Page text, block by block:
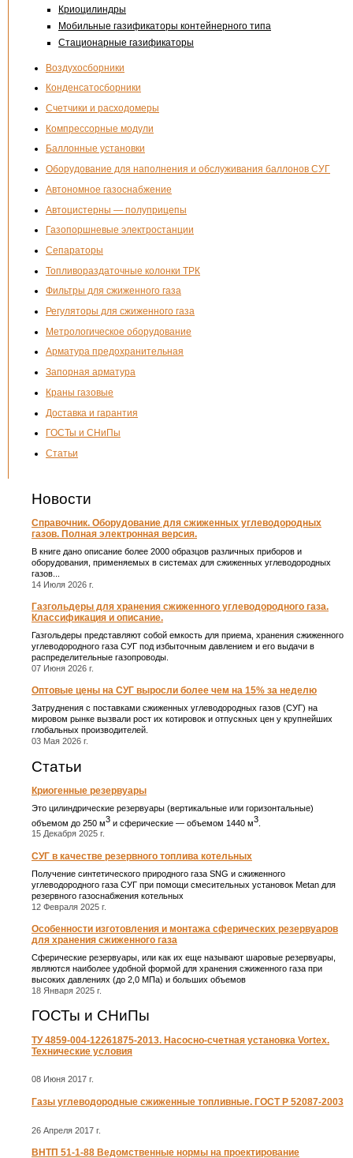
Криоцилиндры
Мобильные газификаторы контейнерного типа
Стационарные газификаторы
Воздухосборники
Конденсатосборники
Счетчики и расходомеры
Компрессорные модули
Баллонные установки
Оборудование для наполнения и обслуживания баллонов СУГ
Автономное газоснабжение
Автоцистерны — полуприцепы
Газопоршневые электростанции
Сепараторы
Топливораздаточные колонки ТРК
Фильтры для сжиженного газа
Регуляторы для сжиженного газа
Метрологическое оборудование
Арматура предохранительная
Запорная арматура
Краны газовые
Доставка и гарантия
ГОСТы и СНиПы
Статьи
Новости
Справочник. Оборудование для сжиженных углеводородных
газов. Полная электронная версия.
В книге дано описание более 2000 образцов различных приборов и
оборудования, применяемых в системах для сжиженных углеводородных
газов...
14 Июля 2026 г.
Газгольдеры для хранения сжиженного углеводородного газа.
Классификация и описание.
Газгольдеры представляют собой емкость для приема, хранения сжиженного
углеводородного газа СУГ под избыточным давлением и его выдачи в
распределительные газопроводы.
07 Июня 2026 г.
Оптовые цены на СУГ выросли более чем на 15% за неделю
Затруднения с поставками сжиженных углеводородных газов (СУГ) на
мировом рынке вызвали рост их котировок и отпускных цен у крупнейших
глобальных производителей.
03 Мая 2026 г.
Статьи
Криогенные резервуары
Это цилиндрические резервуары (вертикальные или горизонтальные)
объемом до 250 м3 и сферические ― объемом 1440 м3
15 Декабря 2025 г.
СУГ в качестве резервного топлива котельных
Получение синтетического природного газа SNG и сжиженного
углеводородного газа СУГ при помощи смесительных установок Metan для
резервного газоснабжения котельных
12 Февраля 2025 г.
Особенности изготовления и монтажа сферических резервуаров
для хранения сжиженного газа
Сферические резервуары, или как их еще называют шаровые резервуары,
являются наиболее удобной формой для хранения сжиженного газа при
высоких давлениях (до 2,0 МПа) и больших объемов
18 Января 2025 г.
ГОСТы и СНиПы
ТУ 4859-004-12261875-2013. Насосно-счетная установка Vortex.
Технические условия
08 Июня 2017 г.
Газы углеводородные сжиженные топливные. ГОСТ Р 52087-2003
26 Апреля 2017 г.
ВНТП 51-1-88 Ведомственные нормы на проектирование